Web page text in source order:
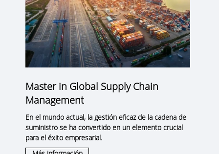
Master in Global Supply Chain
Management
En el mundo actual, la gestión eficaz de la cadena de
suministro se ha convertido en un elemento crucial
para el éxito empresarial.